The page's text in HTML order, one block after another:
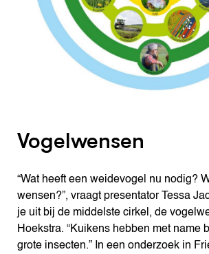
Vogelwensen
“Wat heeft een weidevogel nu nodig?
wensen?”, vraagt presentator Tessa
je uit bij de middelste cirkel, de
Hoekstra. “Kuikens hebben met name
grote insecten.” In een onderzoek in